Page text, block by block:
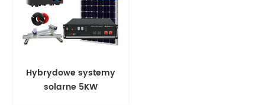
Hybrydowe systemy
solarne 5KW